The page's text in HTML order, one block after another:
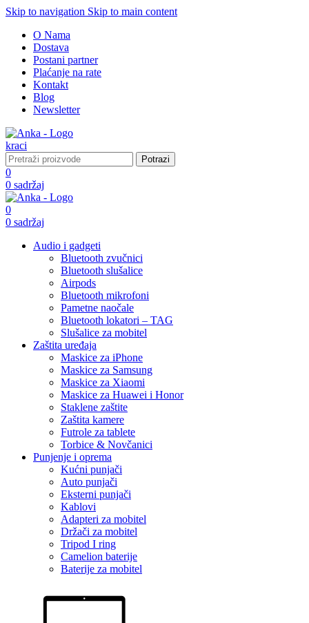
Skip to navigation Skip to main content
O Nama
Dostava
Postani partner
Plaćanje na rate
Kontakt
Blog
Newsletter
Potrazi
0
0 sadržaj
0
0 sadržaj
Audio i gadgeti
Bluetooth zvučnici
Bluetooth slušalice
Airpods
Bluetooth mikrofoni
Pametne naočale
Bluetooth lokatori – TAG
Slušalice za mobitel
Zaštita uređaja
Maskice za iPhone
Maskice za Samsung
Maskice za Xiaomi
Maskice za Huawei i Honor
Staklene zaštite
Zaštita kamere
Futrole za tablete
Torbice & Novčanici
Punjenje i oprema
Kućni punjači
Auto punjači
Eksterni punjači
Kablovi
Adapteri za mobitel
Držači za mobitel
Tripod I ring
Camelion baterije
Baterije za mobitel